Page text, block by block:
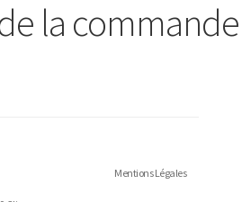
la commande
Mentions Légales